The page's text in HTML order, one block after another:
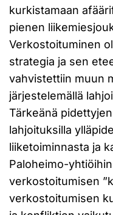
kurkistamaan
pienen
Verkostoituminen
strategia ja sen
vahvistettiin muun
järjestelemällä
Tärkeänä
lahjoituksilla
liiketoiminnasta ja
Paloheimo-
verkostoitumisen
verkostoitumisen